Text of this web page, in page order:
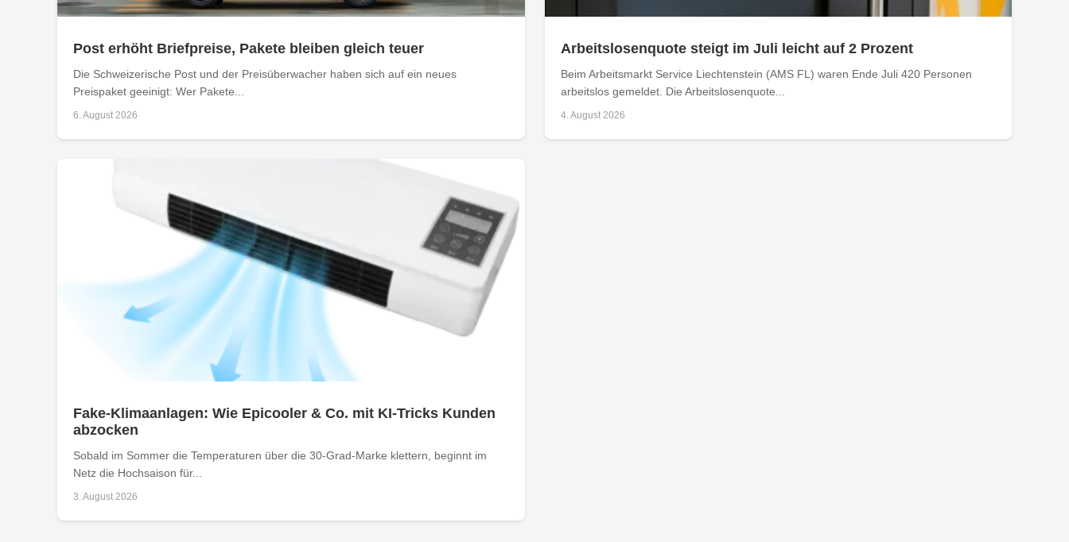
Post erhöht Briefpreise, Pakete bleiben gleich teuer
Die Schweizerische Post und der Preisüberwacher haben sich auf ein neues
Preispaket geeinigt: Wer Pakete...
6. August 2026
Arbeitslosenquote steigt im Juli leicht auf 2 Prozent
Beim Arbeitsmarkt Service Liechtenstein (AMS FL) waren Ende Juli 420 Personen
arbeitslos gemeldet. Die Arbeitslosenquote...
4. August 2026
Fake-Klimaanlagen: Wie Epicooler & Co. mit KI-Tricks Kunden
abzocken
Sobald im Sommer die Temperaturen über die 30-Grad-Marke klettern, beginnt im
Netz die Hochsaison für...
3. August 2026